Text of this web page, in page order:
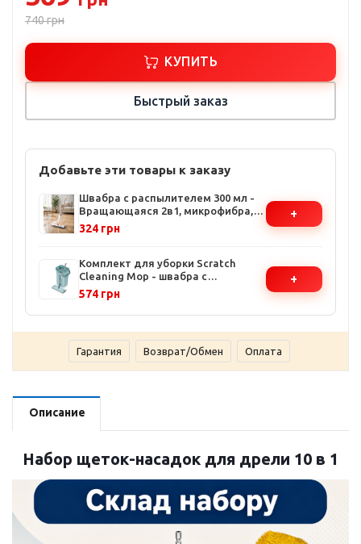
740грн
КУПИТЬ
Быстрый заказ
Добавьте эти товары к заказу
Швабра с распылителем 300 мл -
Вращающаяся 2в1, микрофибра,
117 см, для всех типов покрытий
324 грн
+
Комплект для уборки Scratch
Cleaning Mop - швабра с
микрофиброй и ведро 10л с
механическим отжимом
574 грн
+
Гарантия Возврат/Обмен Оплата
Описание
Набор щеток-насадок для дрели 10 в 1